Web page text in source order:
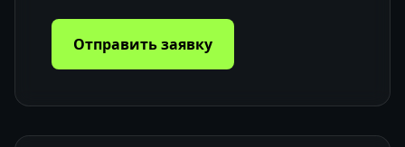
Отправить заявку